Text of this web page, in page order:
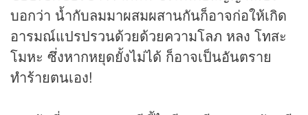
บอกว่า น้ำกับลมมาผสมผสานกันก็อาจก่อให้เกิด
อารมณ์แปรปรวนด้วยด้วยความโลภ หลง โทสะ
โมหะ ซึ่งหากหยุดยั้งไม่ได้ ก็อาจเป็นอันตราย
ทำร้ายตนเอง!